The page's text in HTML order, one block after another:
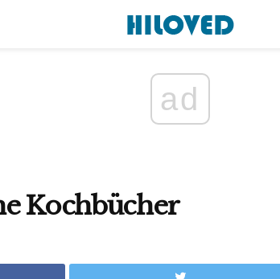
ad
Kochbücher